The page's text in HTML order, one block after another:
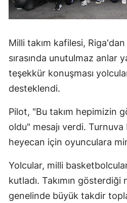
Milli takım kafilesi,
sırasında unutulmaz anlar
teşekkür konuşması
desteklendi.
Pilot, "Bu takım hepimizin
oldu" mesajı verdi. Turnuva
heyecan için oyunculara
Yolcular, milli
kutladı. Takımın gösterdiği
genelinde büyük takdir